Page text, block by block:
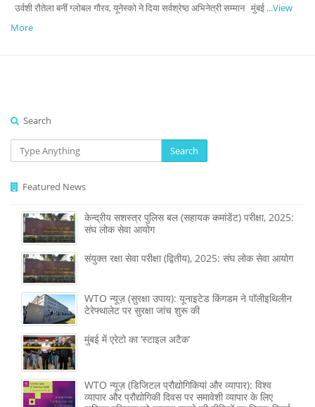
उर्वशी रौतेला बनीं ग्लोबल गौरव, यूनेस्को ने दिया सर्वश्रेष्ठ अभिनेत्री सम्मान मुंबई ...View
More
Search
Search
Featured News
केन्द्रीय सशस्‍त्र पुलिस बल (सहायक कमांडेंट) परीक्षा, 2025:
संघ लोक सेवा आयोग
संयुक्त रक्षा सेवा परीक्षा (द्वितीय), 2025: संघ लोक सेवा आयोग
WTO न्यूज़ (सुरक्षा उपाय): यूनाइटेड किंगडम ने पॉलीइथिलीन
टेरेफ्थालेट पर सुरक्षा जांच शुरू की
मुंबई में एरेटो का ‘स्टाइल अटैक’
WTO न्यूज़ (डिजिटल प्रौद्योगिकियां और व्यापार): विश्व
व्यापार और प्रौद्योगिकी दिवस पर समावेशी व्यापार के लिए